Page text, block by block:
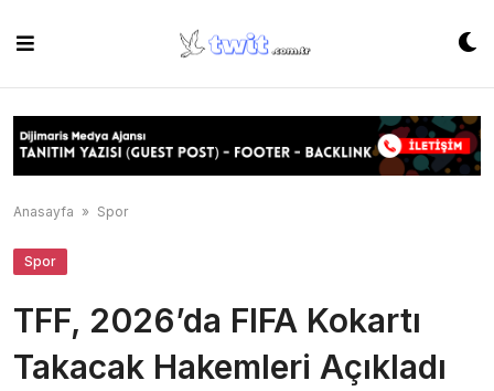
content
Anasayfa » Spor
Spor
TFF, 2026’da FIFA Kokartı
Takacak Hakemleri Açıkladı